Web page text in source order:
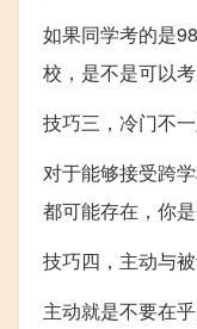
如果同学考的是
校，是不是可以
技巧三，冷门不
对于能够接受跨
都可能存在，你
技巧四，主动与
主动就是不要在